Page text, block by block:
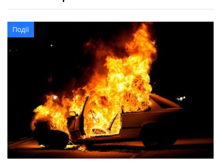
Події